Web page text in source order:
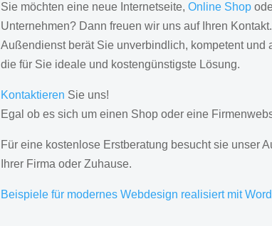
Sie möchten eine neue Internetseite, Online Shop
Unternehmen? Dann freuen wir uns auf Ihren
Außendienst berät Sie unverbindlich, kompetent und
die für Sie ideale und kostengünstigste Lösung.
Kontaktieren Sie uns!
Egal ob es sich um einen Shop oder eine
Für eine kostenlose Erstberatung besucht sie unser
Ihrer Firma oder Zuhause.
Beispiele für modernes Webdesign realisiert mit